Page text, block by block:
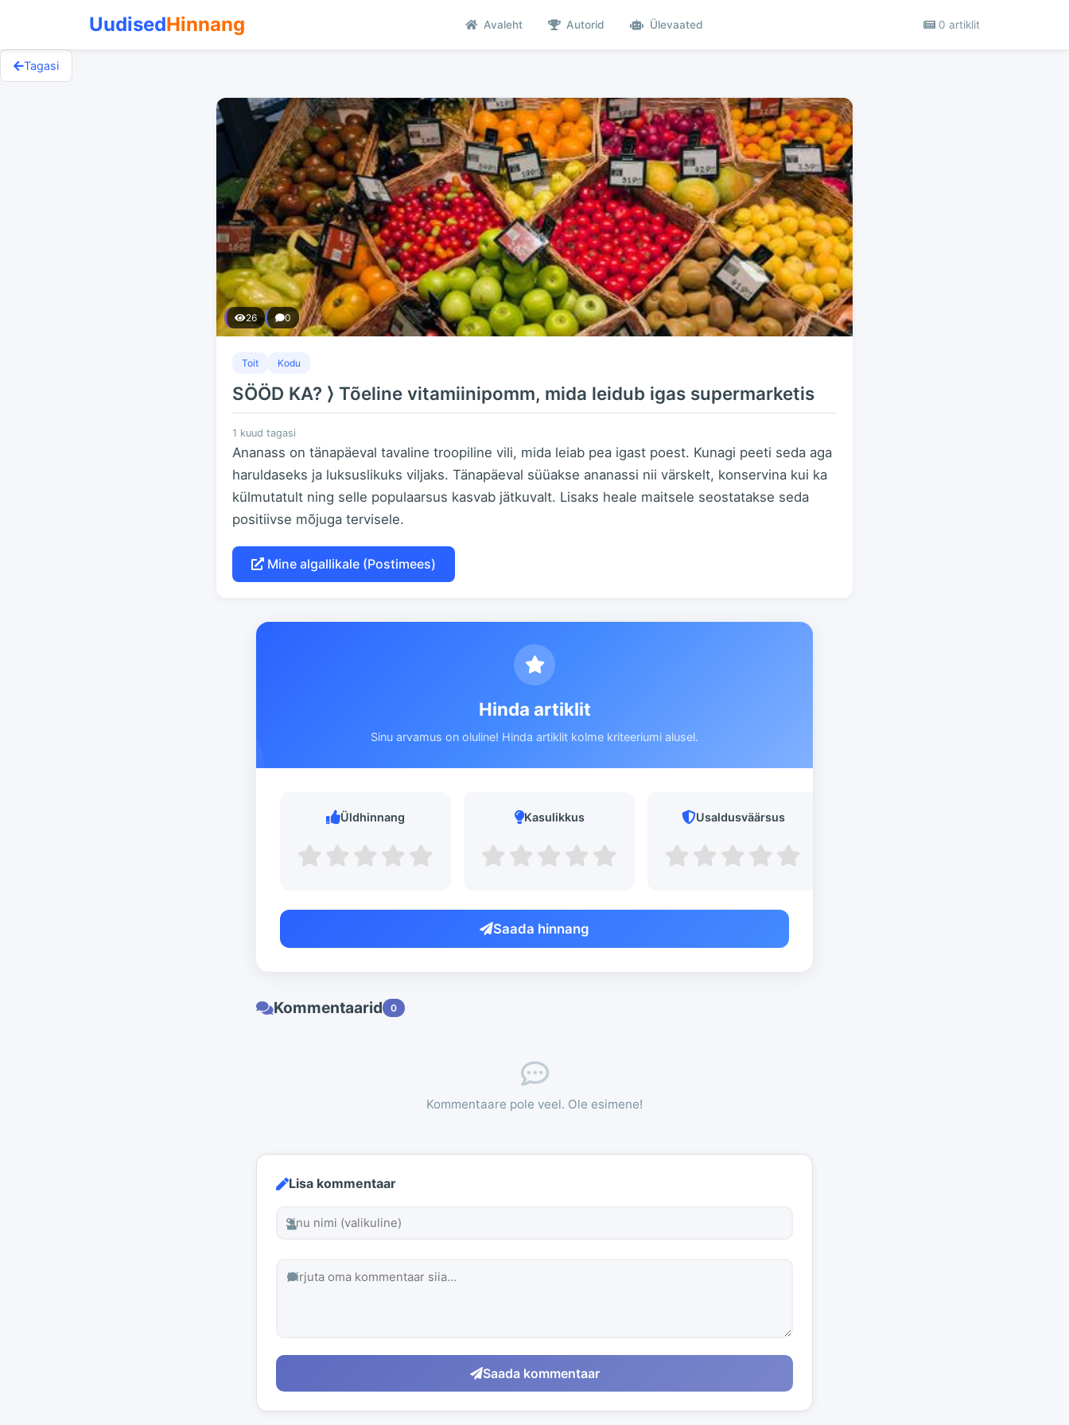
UudisedHinnang Avaleht Autorid Ülevaated 0 artiklit
Tagasi
26 0
Toit Kodu
SÖÖD KA? ⟩ Tõeline vitamiinipomm, mida leidub igas supermarketis
1 kuud tagasi
Ananass on tänapäeval tavaline troopiline vili, mida leiab pea igast poest. Kunagi peeti seda aga
haruldaseks ja luksuslikuks viljaks. Tänapäeval süüakse ananassi nii värskelt, konservina kui ka
külmutatult ning selle populaarsus kasvab jätkuvalt. Lisaks heale maitsele seostatakse seda
positiivse mõjuga tervisele.
Mine algallikale (Postimees)
Hinda artiklit
Sinu arvamus on oluline! Hinda artiklit kolme kriteeriumi alusel.
Üldhinnang Kasulikkus Usaldusväärsus
Saada hinnang
Kommentaarid 0
Kommentaare pole veel. Ole esimene!
Lisa kommentaar
Saada kommentaar